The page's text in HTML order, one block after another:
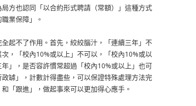
方也認同「以合約形式聘請（常額）」這種方式
業保障」。
起不了作用。首先，絞絞腦汁，「連續三年」不
，「校內10%或以上」不可以，「校內10%或以
」，是否容許慣常超過「校內10%或以上」也可
罅」，計數計得盡些，可以保證特殊處理方法完
「跟進」，做起事來可以更加得心應手。